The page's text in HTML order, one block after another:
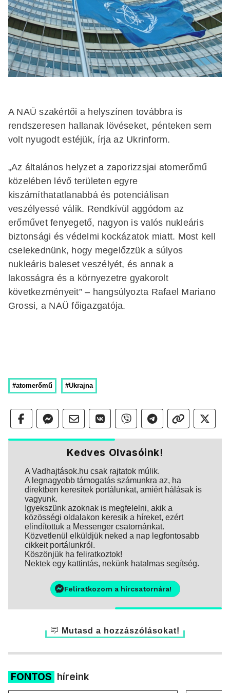
A NAÜ szakértői a helyszínen továbbra is
rendszeresen hallanak lövéseket, pénteken sem
volt nyugodt estéjük, írja az Ukrinform.
„Az általános helyzet a zaporizzsjai atomerőmű
közelében lévő területen egyre
kiszámíthatatlanabbá és potenciálisan
veszélyessé válik. Rendkívül aggódom az
erőművet fenyegető, nagyon is valós nukleáris
biztonsági és védelmi kockázatok miatt. Most kell
cselekednünk, hogy megelőzzük a súlyos
nukleáris baleset veszélyét, és annak a
lakosságra és a környezetre gyakorolt
következményeit” – hangsúlyozta Rafael Mariano
Grossi, a NAÜ főigazgatója.
#atomerőmű #Ukrajna
Kedves Olvasóink!
A Vadhajtások.hu csak rajtatok múlik.
A legnagyobb támogatás számunkra az, ha
direktben keresitek portálunkat, amiért hálásak is
vagyunk.
Igyekszünk azoknak is megfelelni, akik a
közösségi oldalakon keresik a híreket, ezért
elindítottuk a Messenger csatornánkat.
Közvetlenül elküldjük neked a nap legfontosabb
cikkeit portálunkról.
Köszönjük ha feliratkoztok!
Nektek egy kattintás, nekünk hatalmas segítség.
Feliratkozom a hírcsatornára!
Mutasd a hozzászólásokat!
FONTOS híreink